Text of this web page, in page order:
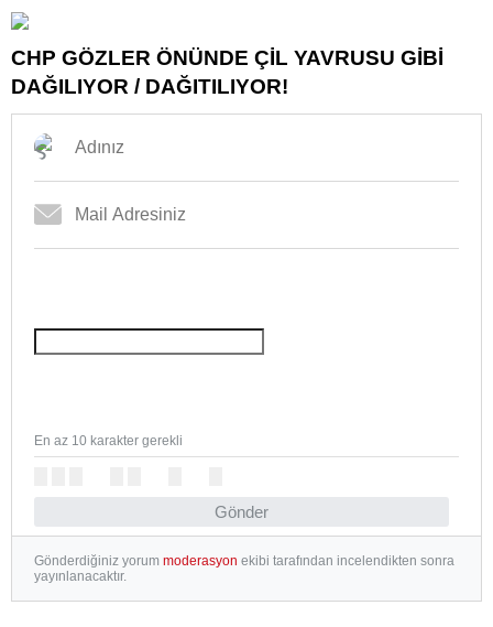
CHP GÖZLER ÖNÜNDE ÇİL YAVRUSU GİBİ
DAĞILIYOR / DAĞITILIYOR!
Gönder
En az 10 karakter gerekli
Gönderdiğiniz yorum moderasyon ekibi tarafından incelendikten sonra
yayınlanacaktır.